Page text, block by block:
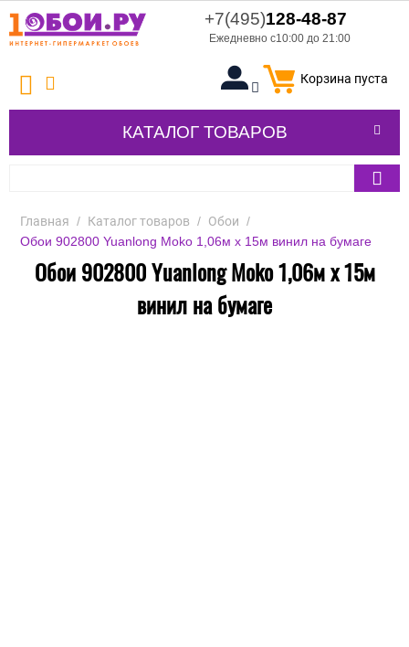
+7(495)128-48-87
Ежедневно с10:00 до 21:00
Корзина пуста
КАТАЛОГ ТОВАРОВ
Главная / Каталог товаров / Обои /
Обои 902800 Yuanlong Moko 1,06м x 15м винил на бумаге
Обои 902800 Yuanlong Moko 1,06м x 15м
винил на бумаге